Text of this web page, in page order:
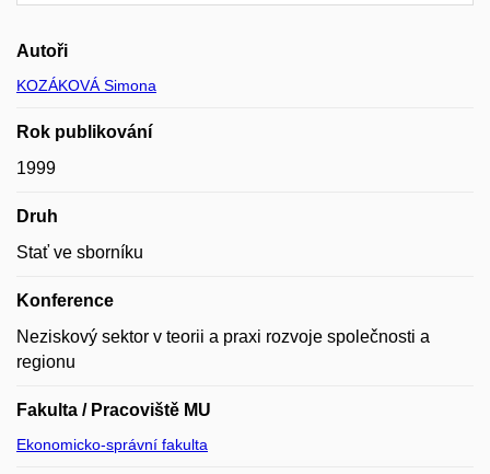
Autoři
KOZÁKOVÁ Simona
Rok publikování
1999
Druh
Stať ve sborníku
Konference
Neziskový sektor v teorii a praxi rozvoje společnosti a
regionu
Fakulta / Pracoviště MU
Ekonomicko-správní fakulta